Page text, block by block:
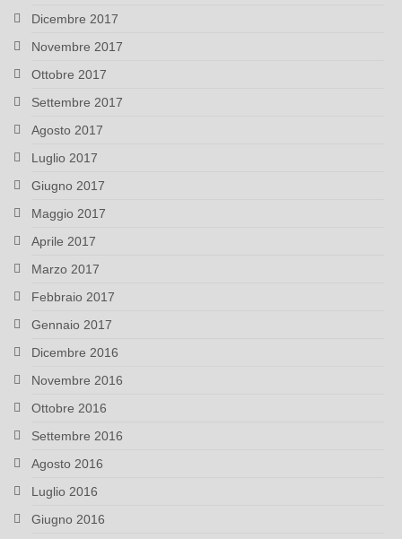
Dicembre 2017
Novembre 2017
Ottobre 2017
Settembre 2017
Agosto 2017
Luglio 2017
Giugno 2017
Maggio 2017
Aprile 2017
Marzo 2017
Febbraio 2017
Gennaio 2017
Dicembre 2016
Novembre 2016
Ottobre 2016
Settembre 2016
Agosto 2016
Luglio 2016
Giugno 2016